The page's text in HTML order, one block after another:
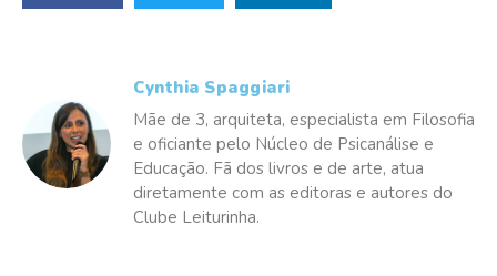
Cynthia Spaggiari
Mãe de 3, arquiteta, especialista em Filosofia
e oficiante pelo Núcleo de Psicanálise e
Educação. Fã dos livros e de arte, atua
diretamente com as editoras e autores do
Clube Leiturinha.